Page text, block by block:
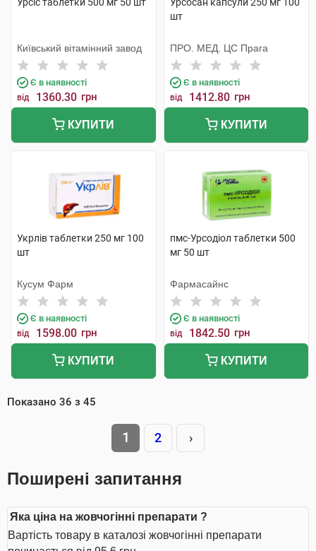
Київський вітамінний завод
Є в наявності
від 1360.30 грн
КУПИТИ
шт
ПРО. МЕД. ЦС Прага
Є в наявності
від 1412.80 грн
КУПИТИ
Укрлів таблетки 250 мг 100
шт
Кусум Фарм
Є в наявності
від 1598.00 грн
КУПИТИ
пмс-Урсодіол таблетки 500
мг 50 шт
Фармасайнс
Є в наявності
від 1842.50 грн
КУПИТИ
Показано 36 з 45
1 2 ›
Поширені запитання
Яка ціна на жовчогінні препарати ?
Вартість товару в каталозі жовчогінні препарати